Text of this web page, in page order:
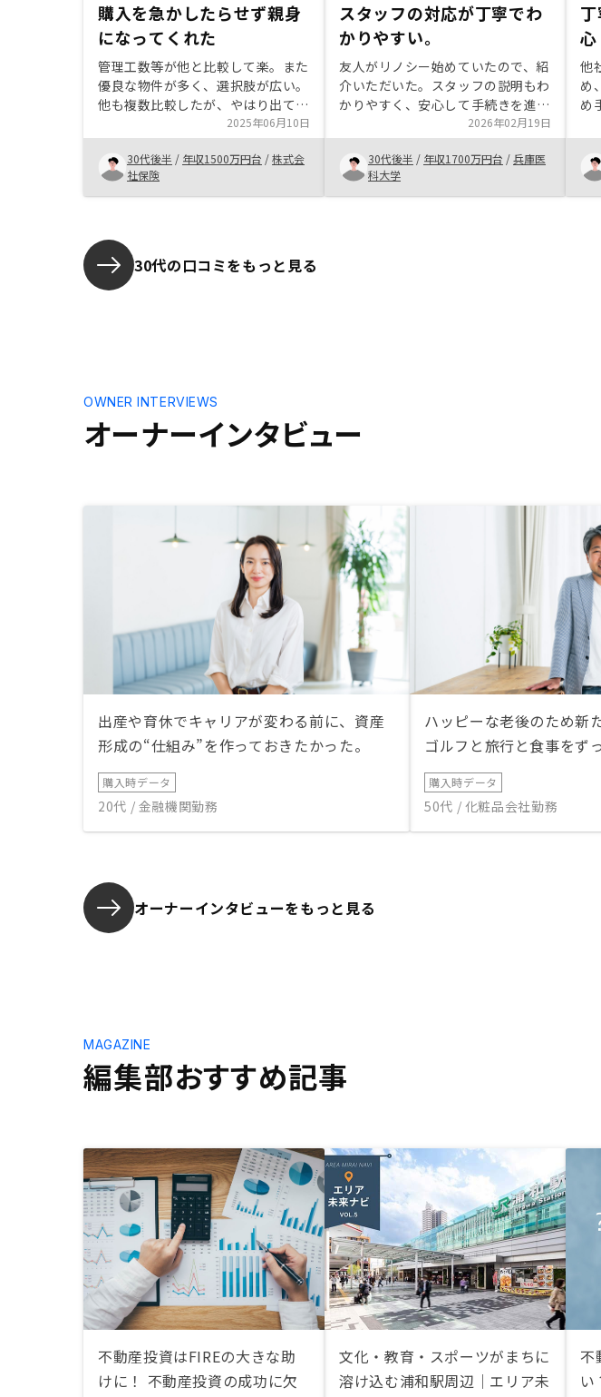
購入を急かしたらせず親身
になってくれた
管理工数等が他と比較して楽。また
優良な物件が多く、選択肢が広い。
他も複数比較したが、やはり出てい
る物件の数と、担当者の知識に差が
あると感じた。 今後も増やすつも
りでいるが物件の場所がリスク分散
になっているので、次もRenosyで
購入予定。
2025年06月10日
30代後半 / 年収1500万円台 /株式会
社保険
スタッフの対応が丁寧でわ
かりやすい。
友人がリノシー始めていたので、紹
介いただいた。スタッフの説明もわ
かりやすく、安心して手続きを進め
られた。税金対策と老後の所得に有
利と考え、今の収入に無理ない範囲
で対策ができるため、これを検討し
ている方におすすめしたい。
2026年02月19日
30代後半 / 年収1700万円台 /兵庫医
科大学
心
他
め
め
め
心
30代の口コミをもっと見る
オーナーインタビュー
OWNER INTERVIEWS
出産や育休でキャリアが変わる前に、資産
形成の“仕組み”を作っておきたかった。
購入時データ
20代 / 金融機関勤務
ハッピーな老後のため新
ゴルフと旅行と食事をず
購入時データ
50代 / 化粧品会社勤務
オーナーインタビューをもっと見る
編集部おすすめ記事
MAGAZINE
不動産投資はFIREの大きな助
けに！ 不動産投資の成功に欠
文化・教育・スポーツがまちに
溶け込む浦和駅周辺｜エリア未
不
い